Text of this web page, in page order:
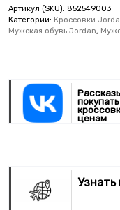
Артикул (SKU): 852549003
Категории: Кроссовки
Мужская обувь Jordan,
ценам